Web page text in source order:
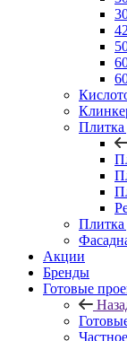
Плитка
Плитка
Акции
Бренды
Готовые